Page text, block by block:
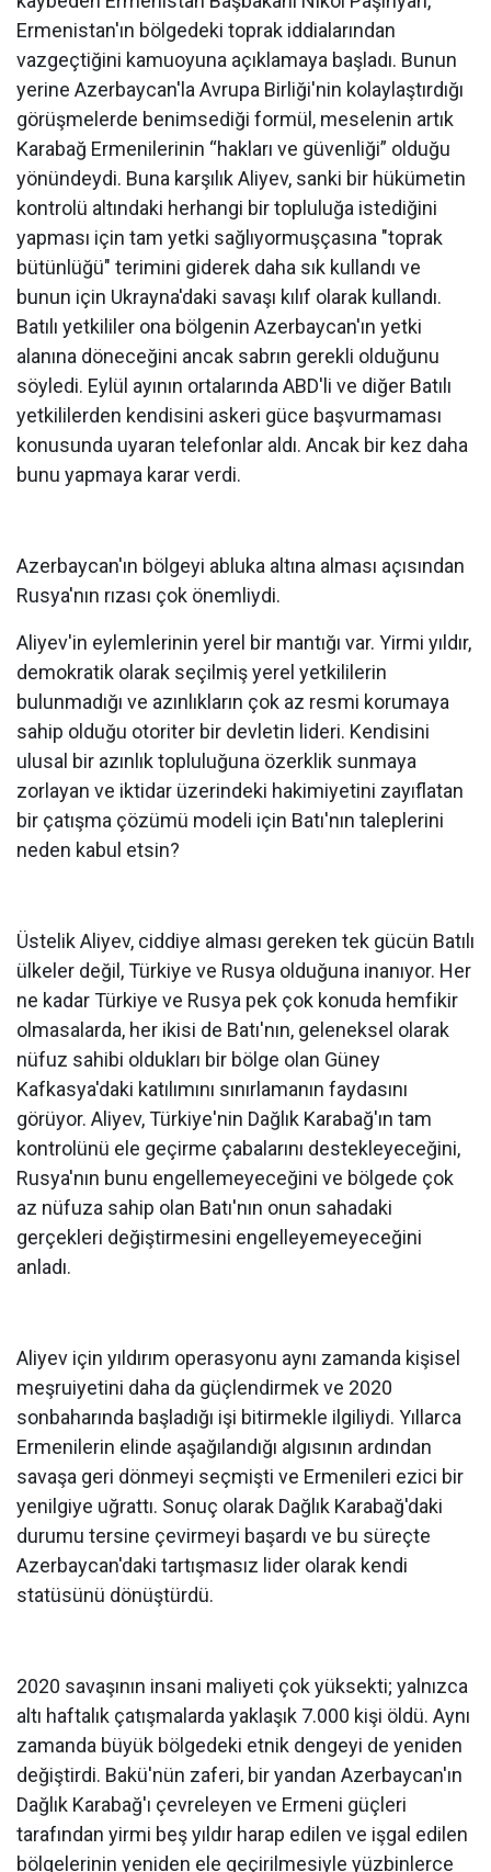
Ermenistan'ın bölgedeki toprak iddialarından
vazgeçtiğini kamuoyuna açıklamaya başladı. Bunun
yerine Azerbaycan'la Avrupa Birliği'nin kolaylaştırdığı
görüşmelerde benimsediği formül, meselenin artık
Karabağ Ermenilerinin “hakları ve güvenliği” olduğu
yönündeydi. Buna karşılık Aliyev, sanki bir hükümetin
kontrolü altındaki herhangi bir topluluğa istediğini
yapması için tam yetki sağlıyormuşçasına "toprak
bütünlüğü" terimini giderek daha sık kullandı ve
bunun için Ukrayna'daki savaşı kılıf olarak kullandı.
Batılı yetkililer ona bölgenin Azerbaycan'ın yetki
alanına döneceğini ancak sabrın gerekli olduğunu
söyledi. Eylül ayının ortalarında ABD'li ve diğer Batılı
yetkililerden kendisini askeri güce başvurmaması
konusunda uyaran telefonlar aldı. Ancak bir kez daha
bunu yapmaya karar verdi.
Azerbaycan'ın bölgeyi abluka altına alması açısından
Rusya'nın rızası çok önemliydi.
Aliyev'in eylemlerinin yerel bir mantığı var. Yirmi yıldır,
demokratik olarak seçilmiş yerel yetkililerin
bulunmadığı ve azınlıkların çok az resmi korumaya
sahip olduğu otoriter bir devletin lideri. Kendisini
ulusal bir azınlık topluluğuna özerklik sunmaya
zorlayan ve iktidar üzerindeki hakimiyetini zayıflatan
bir çatışma çözümü modeli için Batı'nın taleplerini
neden kabul etsin?
Üstelik Aliyev, ciddiye alması gereken tek gücün Batılı
ülkeler değil, Türkiye ve Rusya olduğuna inanıyor. Her
ne kadar Türkiye ve Rusya pek çok konuda hemfikir
olmasalarda, her ikisi de Batı'nın, geleneksel olarak
nüfuz sahibi oldukları bir bölge olan Güney
Kafkasya'daki katılımını sınırlamanın faydasını
görüyor. Aliyev, Türkiye'nin Dağlık Karabağ'ın tam
kontrolünü ele geçirme çabalarını destekleyeceğini,
Rusya'nın bunu engellemeyeceğini ve bölgede çok
az nüfuza sahip olan Batı'nın onun sahadaki
gerçekleri değiştirmesini engelleyemeyeceğini
anladı.
Aliyev için yıldırım operasyonu aynı zamanda kişisel
meşruiyetini daha da güçlendirmek ve 2020
sonbaharında başladığı işi bitirmekle ilgiliydi. Yıllarca
Ermenilerin elinde aşağılandığı algısının ardından
savaşa geri dönmeyi seçmişti ve Ermenileri ezici bir
yenilgiye uğrattı. Sonuç olarak Dağlık Karabağ'daki
durumu tersine çevirmeyi başardı ve bu süreçte
Azerbaycan'daki tartışmasız lider olarak kendi
statüsünü dönüştürdü.
2020 savaşının insani maliyeti çok yüksekti; yalnızca
altı haftalık çatışmalarda yaklaşık 7.000 kişi öldü. Aynı
zamanda büyük bölgedeki etnik dengeyi de yeniden
değiştirdi. Bakü'nün zaferi, bir yandan Azerbaycan'ın
Dağlık Karabağ'ı çevreleyen ve Ermeni güçleri
tarafından yirmi beş yıldır harap edilen ve işgal edilen
bölgelerinin yeniden ele geçirilmesiyle yüzbinlerce